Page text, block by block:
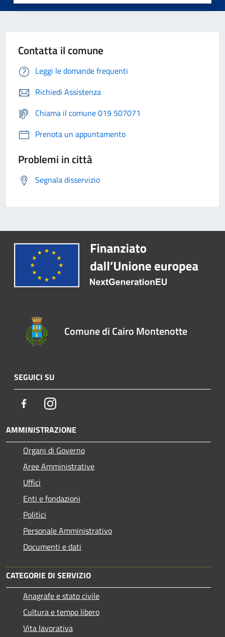
Contatta il comune
Leggi le domande frequenti
Richiedi Assistenza
Chiama il comune 019 507071
Prenota un appuntamento
Problemi in città
Segnala disservizio
Comune di Cairo Montenotte
SEGUICI SU
FacebookInstagram
AMMINISTRAZIONE
Organi di Governo
Aree Amministrative
Uffici
Enti e fondazioni
Politici
Personale Amministrativo
Documenti e dati
CATEGORIE DI SERVIZIO
Anagrafe e stato civile
Cultura e tempo libero
Vita lavorativa